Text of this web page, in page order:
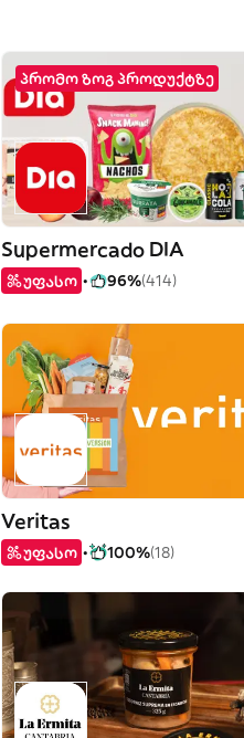
პრომო ზოგ პროდუქტზე
Supermercado DIA
უფასო 96%(414)
Veritas
უფასო 100%(18)